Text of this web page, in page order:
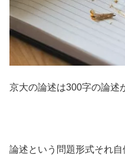
京大の論述は300字の論述
論述という問題形式それ